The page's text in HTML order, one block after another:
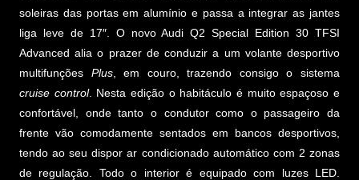
soleiras das portas em alumínio e passa a integrar as jantes
liga leve de 17″. O novo Audi Q2 Special Edition 30 TFSI
Advanced alia o prazer de conduzir a um volante desportivo
multifunções Plus, em couro, trazendo consigo o sistema
cruise control. Nesta edição o habitáculo é muito espaçoso e
confortável, onde tanto o condutor como o passageiro da
frente vão comodamente sentados em bancos desportivos,
tendo ao seu dispor ar condicionado automático com 2 zonas
de regulação. Todo o interior é equipado com luzes LED.